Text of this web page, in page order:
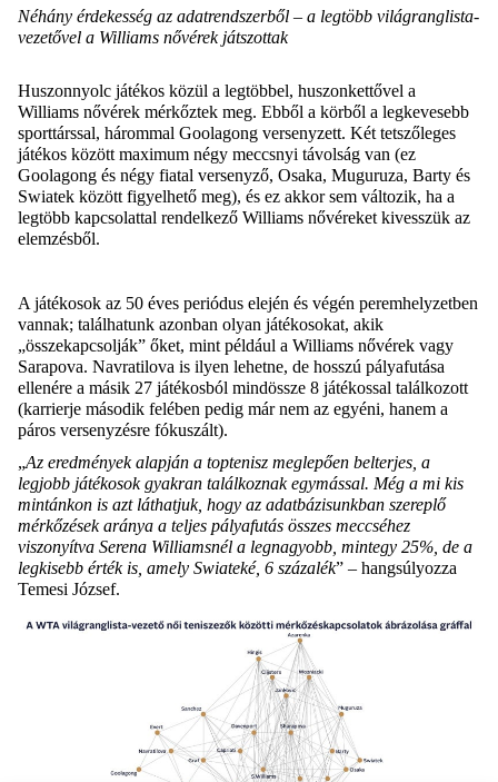
Néhány érdekesség az adatrendszerből – a legtöbb világranglista-
vezetővel a Williams nővérek játszottak
Huszonnyolc játékos közül a legtöbbel, huszonkettővel a
Williams nővérek mérkőztek meg. Ebből a körből a legkevesebb
sporttárssal, hárommal Goolagong versenyzett. Két tetszőleges
játékos között maximum négy meccsnyi távolság van (ez
Goolagong és négy fiatal versenyző, Osaka, Muguruza, Barty és
Swiatek között figyelhető meg), és ez akkor sem változik, ha a
legtöbb kapcsolattal rendelkező Williams nővéreket kivesszük az
elemzésből.
A játékosok az 50 éves periódus elején és végén peremhelyzetben
vannak; találhatunk azonban olyan játékosokat, akik
„összekapcsolják” őket, mint például a Williams nővérek vagy
Sarapova. Navratilova is ilyen lehetne, de hosszú pályafutása
ellenére a másik 27 játékosból mindössze 8 játékossal találkozott
(karrierje második felében pedig már nem az egyéni, hanem a
páros versenyzésre fókuszált).
„Az eredmények alapján a toptenisz meglepően belterjes, a
legjobb játékosok gyakran találkoznak egymással. Még a mi kis
mintánkon is azt láthatjuk, hogy az adatbázisunkban szereplő
mérkőzések aránya a teljes pályafutás összes meccséhez
viszonyítva Serena Williamsnél a legnagyobb, mintegy 25%, de a
legkisebb érték is, amely Swiateké, 6 százalék” – hangsúlyozza
Temesi József.